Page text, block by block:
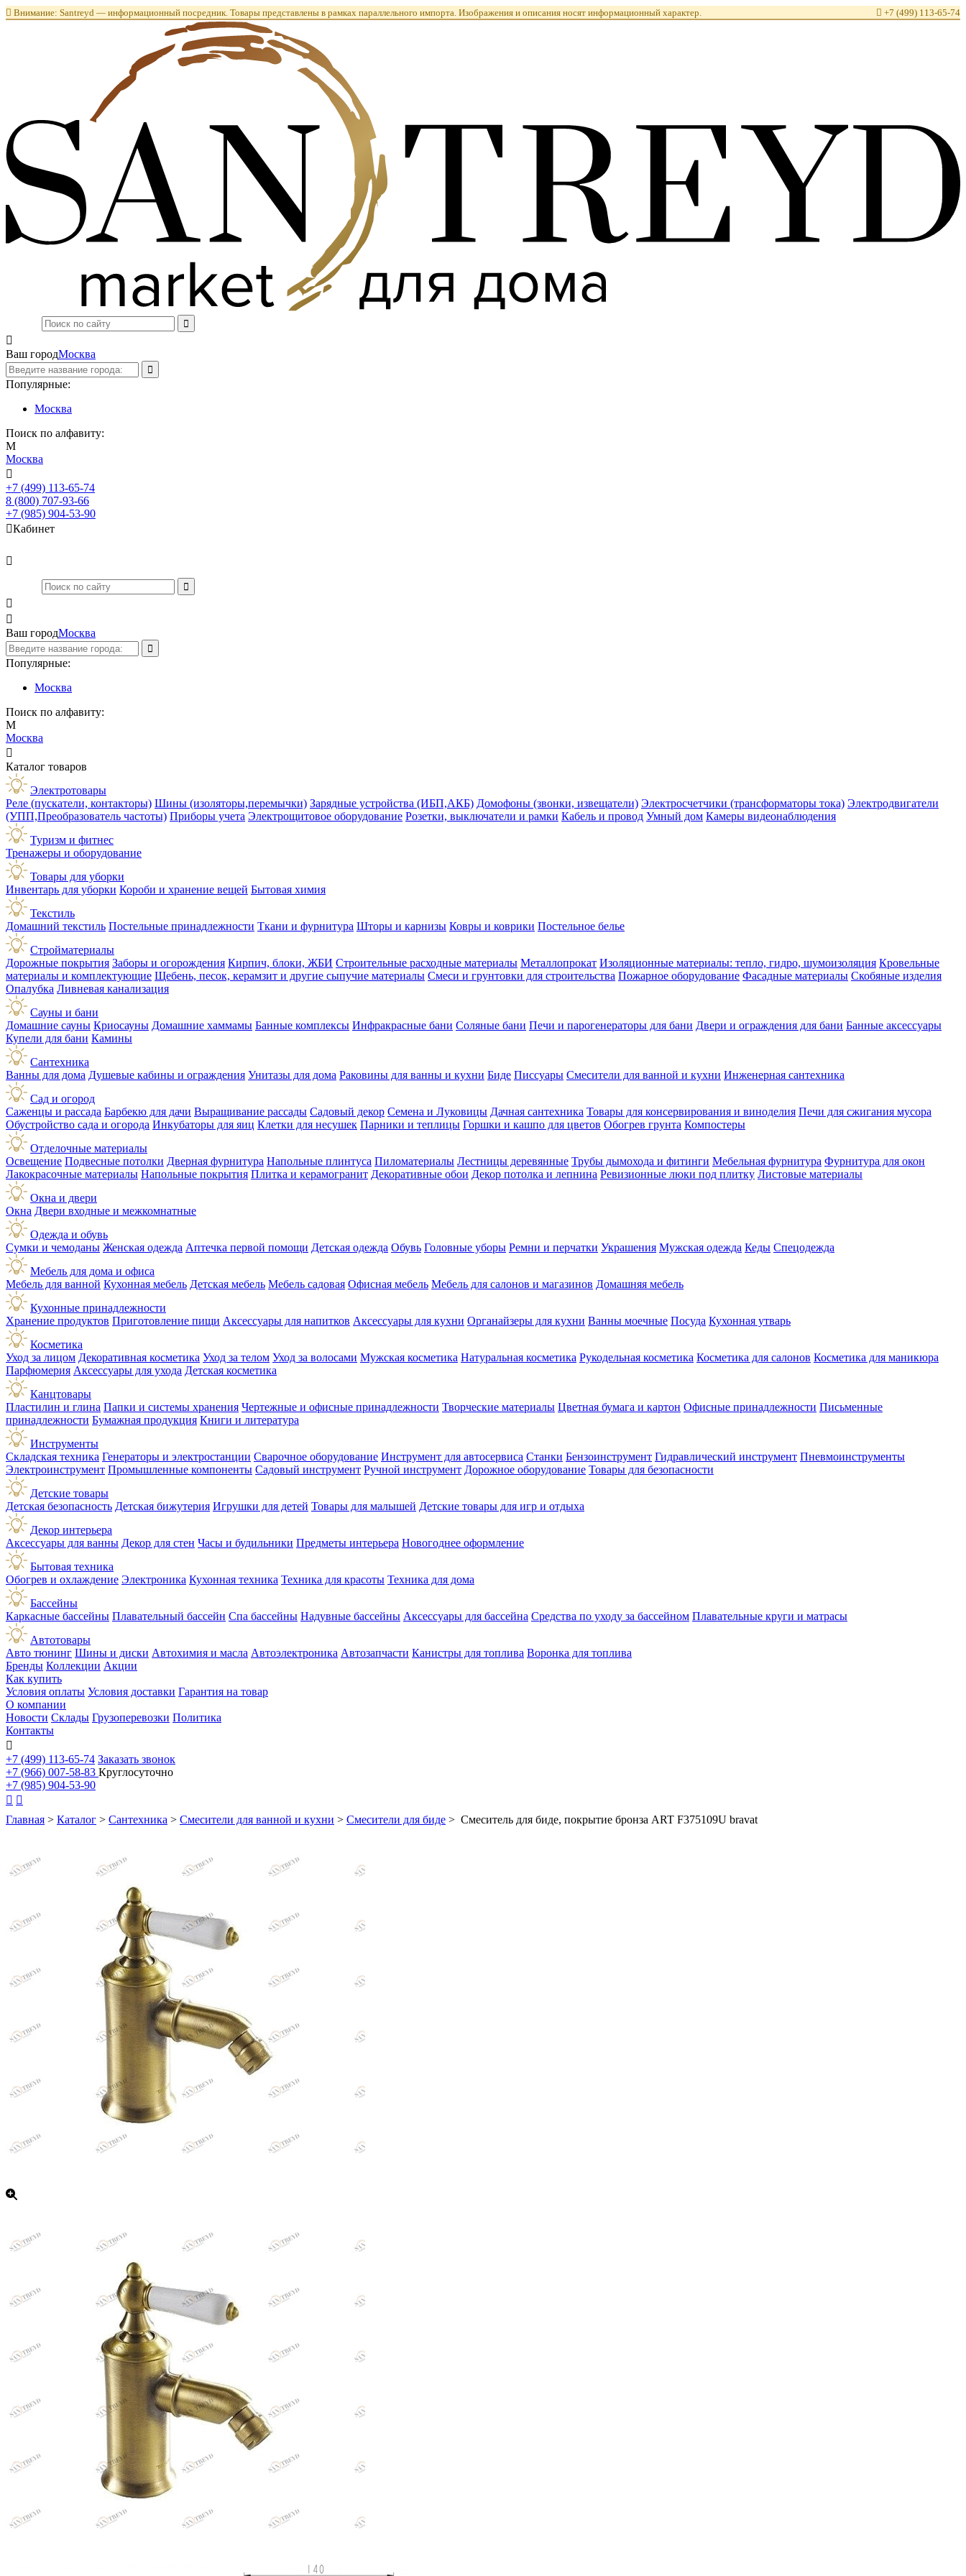
 Внимание: Santreyd — информационный посредник. Товары представлены в рамках параллельного импорта. Изображения и описания носят информационный характер.  +7 (499) 113-65-74

Ваш городМосква
Популярные:
Москва
Поиск по алфавиту:
М
Москва

+7 (499) 113-65-74
8 (800) 707-93-66
+7 (985) 904-53-90
Кабинет



Ваш городМосква
Популярные:
Москва
Поиск по алфавиту:
М
Москва

Каталог товаров
Электротовары
Реле (пускатели, контакторы) Шины (изоляторы,перемычки) Зарядные устройства (ИБП,АКБ) Домофоны (звонки, извещатели) Электросчетчики (трансформаторы тока) Электродвигатели
(УПП,Преобразователь частоты) Приборы учета Электрощитовое оборудование Розетки, выключатели и рамки Кабель и провод Умный дом Камеры видеонаблюдения
Туризм и фитнес
Тренажеры и оборудование
Товары для уборки
Инвентарь для уборки Короби и хранение вещей Бытовая химия
Текстиль
Домашний текстиль Постельные принадлежности Ткани и фурнитура Шторы и карнизы Ковры и коврики Постельное белье
Стройматериалы
Дорожные покрытия Заборы и огорождения Кирпич, блоки, ЖБИ Строительные расходные материалы Металлопрокат Изоляционные материалы: тепло, гидро, шумоизоляция Кровельные
материалы и комплектующие Щебень, песок, керамзит и другие сыпучие материалы Смеси и грунтовки для строительства Пожарное оборудование Фасадные материалы Скобяные изделия
Опалубка Ливневая канализация
Сауны и бани
Домашние сауны Криосауны Домашние хаммамы Банные комплексы Инфракрасные бани Соляные бани Печи и парогенераторы для бани Двери и ограждения для бани Банные аксессуары
Купели для бани Камины
Сантехника
Ванны для дома Душевые кабины и ограждения Унитазы для дома Раковины для ванны и кухни Биде Писсуары Смесители для ванной и кухни Инженерная сантехника
Сад и огород
Саженцы и рассада Барбекю для дачи Выращивание рассады Садовый декор Семена и Луковицы Дачная сантехника Товары для консервирования и виноделия Печи для сжигания мусора
Обустройство сада и огорода Инкубаторы для яиц Клетки для несушек Парники и теплицы Горшки и кашпо для цветов Обогрев грунта Компостеры
Отделочные материалы
Освещение Подвесные потолки Дверная фурнитура Напольные плинтуса Пиломатериалы Лестницы деревянные Трубы дымохода и фитинги Мебельная фурнитура Фурнитура для окон
Лакокрасочные материалы Напольные покрытия Плитка и керамогранит Декоративные обои Декор потолка и лепнина Ревизионные люки под плитку Листовые материалы
Окна и двери
Окна Двери входные и межкомнатные
Одежда и обувь
Сумки и чемоданы Женская одежда Аптечка первой помощи Детская одежда Обувь Головные уборы Ремни и перчатки Украшения Мужская одежда Кеды Спецодежда
Мебель для дома и офиса
Мебель для ванной Кухонная мебель Детская мебель Мебель садовая Офисная мебель Мебель для салонов и магазинов Домашняя мебель
Кухонные принадлежности
Хранение продуктов Приготовление пищи Аксессуары для напитков Аксессуары для кухни Органайзеры для кухни Ванны моечные Посуда Кухонная утварь
Косметика
Уход за лицом Декоративная косметика Уход за телом Уход за волосами Мужская косметика Натуральная косметика Рукодельная косметика Косметика для салонов Косметика для маникюра
Парфюмерия Аксессуары для ухода Детская косметика
Канцтовары
Пластилин и глина Папки и системы хранения Чертежные и офисные принадлежности Творческие материалы Цветная бумага и картон Офисные принадлежности Письменные
принадлежности Бумажная продукция Книги и литература
Инструменты
Складская техника Генераторы и электростанции Сварочное оборудование Инструмент для автосервиса Станки Бензоинструмент Гидравлический инструмент Пневмоинструменты
Электроинструмент Промышленные компоненты Садовый инструмент Ручной инструмент Дорожное оборудование Товары для безопасности
Детские товары
Детская безопасность Детская бижутерия Игрушки для детей Товары для малышей Детские товары для игр и отдыха
Декор интерьера
Аксессуары для ванны Декор для стен Часы и будильники Предметы интерьера Новогоднее оформление
Бытовая техника
Обогрев и охлаждение Электроника Кухонная техника Техника для красоты Техника для дома
Бассейны
Каркасные бассейны Плавательный бассейн Спа бассейны Надувные бассейны Аксессуары для бассейна Средства по уходу за бассейном Плавательные круги и матрасы
Автотовары
Авто тюнинг Шины и диски Автохимия и масла Автоэлектроника Автозапчасти Канистры для топлива Воронка для топлива
Бренды Коллекции Акции
Как купить
Условия оплаты Условия доставки Гарантия на товар
О компании
Новости Склады Грузоперевозки Политика
Контакты

+7 (499) 113-65-74 Заказать звонок
+7 (966) 007-58-83 Круглосуточно
+7 (985) 904-53-90
 
Главная > Каталог > Сантехника > Смесители для ванной и кухни > Смесители для биде > Смеситель для биде, покрытие бронза ART F375109U bravat